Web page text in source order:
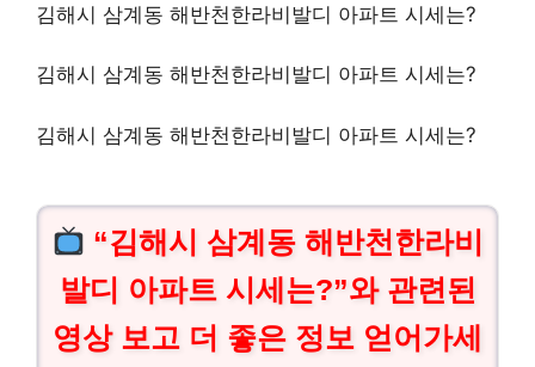
김해시 삼계동 해반천한라비발디 아파트 시세는?
김해시 삼계동 해반천한라비발디 아파트 시세는?
김해시 삼계동 해반천한라비발디 아파트 시세는?
“김해시 삼계동 해반천한라비
발디 아파트 시세는?”와 관련된
영상 보고 더 좋은 정보 얻어가세